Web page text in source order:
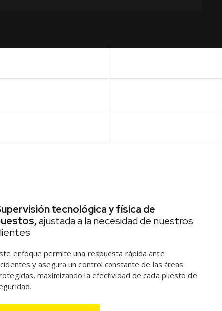
tecnológica y física de
ajustada a la necesidad de nuestros
enfoque permite una respuesta rápida ante
y asegura un control constante de las áreas
maximizando la efectividad de cada puesto de